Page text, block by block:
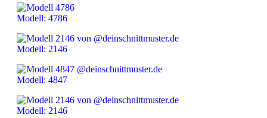
Modell: 4786
Modell: 2146
Modell: 4847
Modell: 2146